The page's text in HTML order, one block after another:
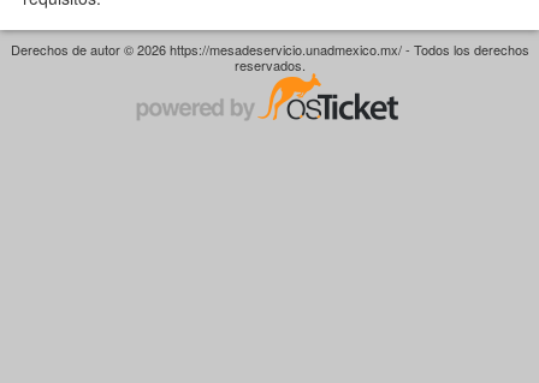
Derechos de autor © 2026 https://mesadeservicio.unadmexico.mx/ - Todos los derechos
reservados.